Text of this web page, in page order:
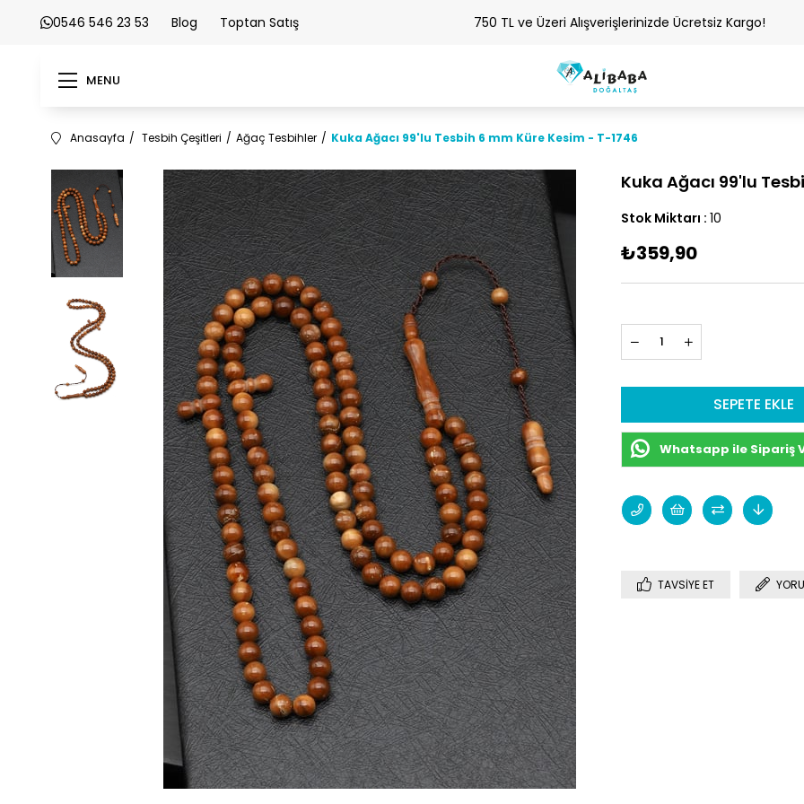
0546 546 23 53 Blog Toptan Satış 750 TL ve Üzeri Alışverişlerinizde Ücretsiz Kargo!
MENU
Anasayfa Tesbih Çeşitleri Ağaç Tesbihler Kuka Ağacı 99'lu Tesbih 6 mm Küre Kesim - T-1746
Kuka Ağacı 99'lu
Stok Miktarı : 10
₺359,90
Whatsapp ile Sipariş
TAVSIYE ET